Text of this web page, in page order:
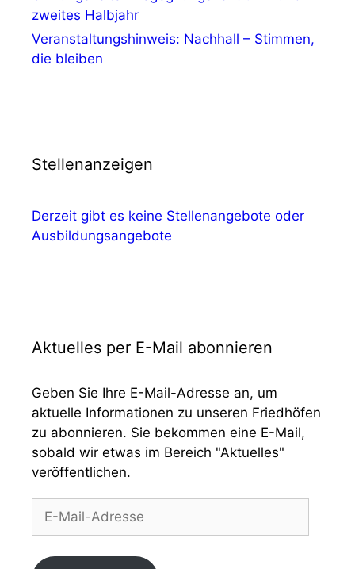
zweites Halbjahr
Veranstaltungshinweis: Nachhall – Stimmen,
die bleiben
Stellenanzeigen
Derzeit gibt es keine Stellenangebote oder
Ausbildungsangebote
Aktuelles per E-Mail abonnieren
Geben Sie Ihre E-Mail-Adresse an, um
aktuelle Informationen zu unseren Friedhöfen
zu abonnieren. Sie bekommen eine E-Mail,
sobald wir etwas im Bereich "Aktuelles"
veröffentlichen.
Mail-
Adresse